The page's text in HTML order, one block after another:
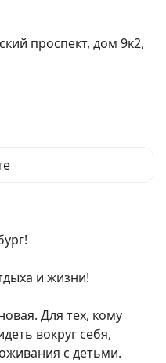
проспект, дом 9к2,
и жизни!
Для тех, кому
вокруг себя,
с детьми.